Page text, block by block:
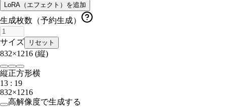
LoRA（エフェクト）を追加
生成枚数（予約生成）
サイズ リセット
832×1216 (縦)
縦正方形横
13 : 19
832×1216
高解像度で生成する